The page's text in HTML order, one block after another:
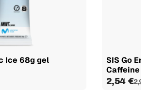
Ice 68g gel
SIS Go
Caffeine 1
2,54 €